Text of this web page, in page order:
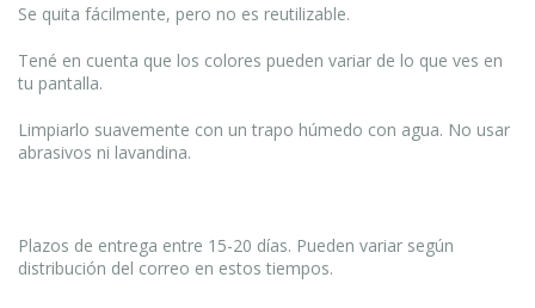
Se quita fácilmente, pero no es reutilizable.
Tené en cuenta que los colores pueden variar de lo que ves en
tu pantalla.
Limpiarlo suavemente con un trapo húmedo con agua. No usar
abrasivos ni lavandina.
Plazos de entrega entre 15-20 días. Pueden variar según
distribución del correo en estos tiempos.